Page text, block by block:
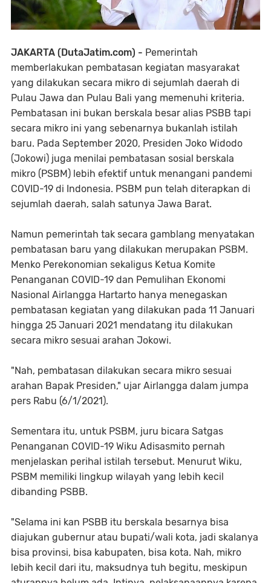
JAKARTA (DutaJatim.com) - Pemerintah
memberlakukan pembatasan kegiatan masyarakat
yang dilakukan secara mikro di sejumlah daerah di
Pulau Jawa dan Pulau Bali yang memenuhi kriteria.
Pembatasan ini bukan berskala besar alias PSBB tapi
secara mikro ini yang sebenarnya bukanlah istilah
baru. Pada September 2020, Presiden Joko Widodo
(Jokowi) juga menilai pembatasan sosial berskala
mikro (PSBM) lebih efektif untuk menangani pandemi
COVID-19 di Indonesia. PSBM pun telah diterapkan di
sejumlah daerah, salah satunya Jawa Barat.
Namun pemerintah tak secara gamblang menyatakan
pembatasan baru yang dilakukan merupakan PSBM.
Menko Perekonomian sekaligus Ketua Komite
Penanganan COVID-19 dan Pemulihan Ekonomi
Nasional Airlangga Hartarto hanya menegaskan
pembatasan kegiatan yang dilakukan pada 11 Januari
hingga 25 Januari 2021 mendatang itu dilakukan
secara mikro sesuai arahan Jokowi.
"Nah, pembatasan dilakukan secara mikro sesuai
arahan Bapak Presiden," ujar Airlangga dalam jumpa
pers Rabu (6/1/2021).
Sementara itu, untuk PSBM, juru bicara Satgas
Penanganan COVID-19 Wiku Adisasmito pernah
menjelaskan perihal istilah tersebut. Menurut Wiku,
PSBM memiliki lingkup wilayah yang lebih kecil
dibanding PSBB.
"Selama ini kan PSBB itu berskala besarnya bisa
diajukan gubernur atau bupati/wali kota, jadi skalanya
bisa provinsi, bisa kabupaten, bisa kota. Nah, mikro
lebih kecil dari itu, maksudnya tuh begitu, meskipun